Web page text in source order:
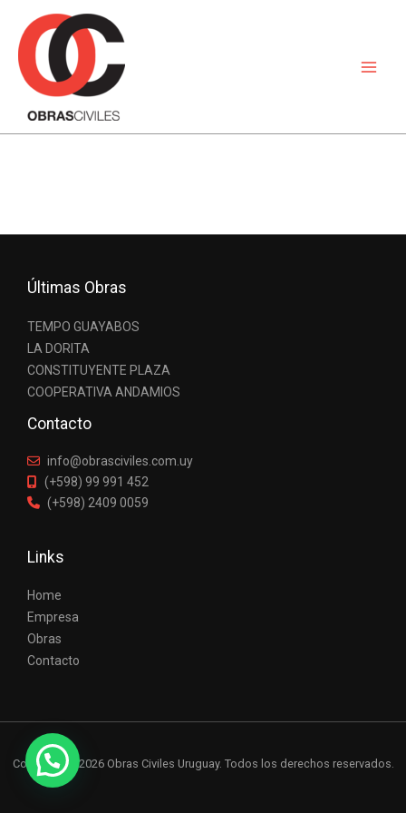
contenido
Últimas Obras
TEMPO GUAYABOS
LA DORITA
CONSTITUYENTE PLAZA
COOPERATIVA ANDAMIOS
Contacto
info@obrasciviles.com.uy
(+598) 99 991 452
(+598) 2409 0059
Links
Home
Empresa
Obras
Contacto
Copyright © 2026 Obras Civiles Uruguay. Todos los derechos reservados.